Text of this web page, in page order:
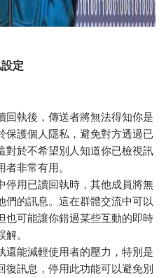
定
回執後，傳送者將無法得知你是
保護個人隱私，避免對方透過已
對於不希望別人知道你已檢視訊
非常有用。
停用已讀回執時，其他成員將無
們的訊息。這在群體交流中可以
也可能讓你錯過某些互動的即時
。
還能減輕使用者的壓力，特別是
復訊息，停用此功能可以避免別